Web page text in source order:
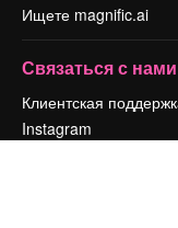
Ищете magnific.ai
Связаться с нами
Клиентская
Instagram